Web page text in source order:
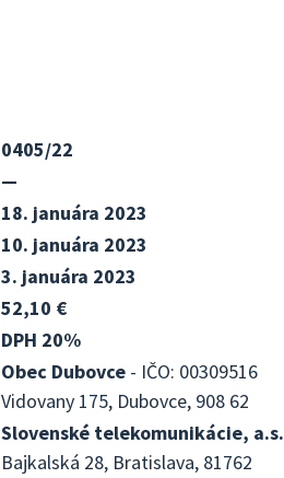
0405/22
—
18. januára 2023
10. januára 2023
3. januára 2023
52,10 €
DPH 20%
Obec Dubovce - IČO: 00309516
Vidovany 175, Dubovce, 908 62
Slovenské telekomunikácie, a.s.
Bajkalská 28, Bratislava, 81762